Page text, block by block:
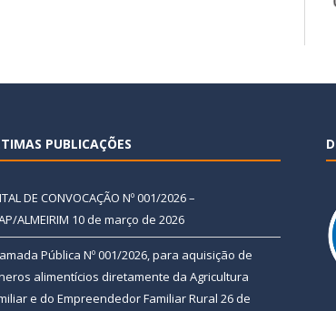
PUBLICAÇÕES
DE CONVOCAÇÃO Nº 001/2026 –
ALMEIRIM 10 de março de 2026
Pública Nº 001/2026, para aquisição de
alimentícios diretamente da Agricultura
e do Empreendedor Familiar Rural 26 de